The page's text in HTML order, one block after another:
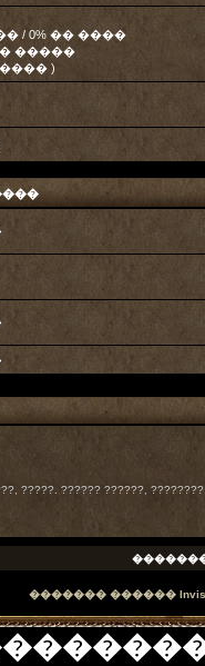
/ 0% �� ����
�����
)
?????. ?????? ??????,
������� ������